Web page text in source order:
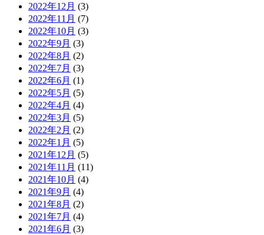
2022年12月 (3)
2022年11月 (7)
2022年10月 (3)
2022年9月 (3)
2022年8月 (2)
2022年7月 (3)
2022年6月 (1)
2022年5月 (5)
2022年4月 (4)
2022年3月 (5)
2022年2月 (2)
2022年1月 (5)
2021年12月 (5)
2021年11月 (11)
2021年10月 (4)
2021年9月 (4)
2021年8月 (2)
2021年7月 (4)
2021年6月 (3)